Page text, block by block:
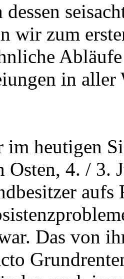
wir zum
in aller
im heutigen
Osten, 4. / 3.
Das von